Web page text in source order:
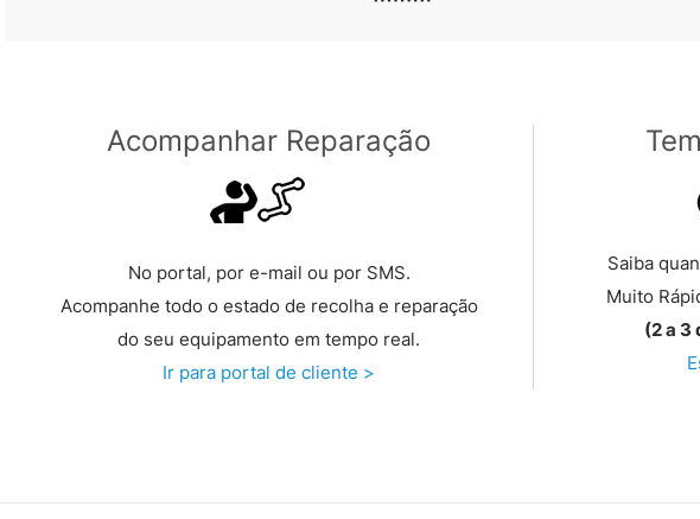
Acompanhar Reparação
No portal, por e-mail ou por SMS.
Acompanhe todo o estado de recolha e reparação
do seu equipamento em tempo real.
Ir para portal de cliente >
Saiba
Muito
(2 a 3